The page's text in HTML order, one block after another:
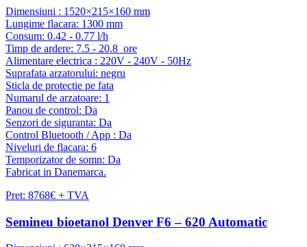
Dimensiuni : 1520×215×160 mm
Lungime flacara: 1300 mm
Consum: 0.42 - 0.77 l/h
Timp de ardere: 7.5 - 20.8 ore
Alimentare electrica : 220V - 240V - 50Hz
Suprafata arzatorului: negru
Sticla de protectie pe fata
Numarul de arzatoare: 1
Panou de control: Da
Senzori de siguranta: Da
Control Bluetooth / App : Da
Niveluri de flacara: 6
Temporizator de somn: Da
Fabricat in Danemarca.
Pret: 8768€ + TVA
Semineu bioetanol Denver F6 – 620 Automatic